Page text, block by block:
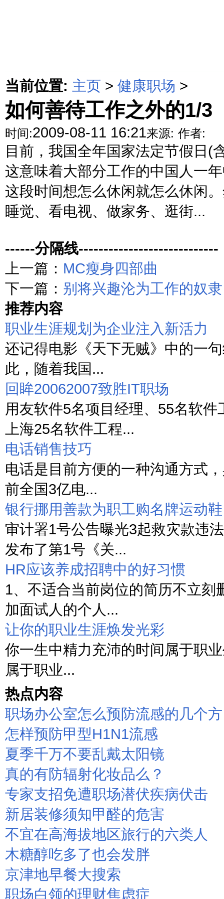
当前位置: 主页 > 健康职场 >
如何善待工作之外的1/3
时间:2009-08-11 16:21来源: 作者:
目前，我国全年国家法定节假日(
这意味着大部分工作的中国人一
这段时间想怎么休闲就怎么休闲
睡觉、看电视、做家务、逛街...
------分隔线----------------------------
上一篇： MC瘦身四部曲
下一篇： 别将兴趣沦为工作的奴隶
推荐内容
职业生涯规划为企业注入新活力
还记得电影《天下无贼》中的一
此，随着我国...
回眸20062007致胜IT职场
用友软件5名项目经理、55名软
上海25名软件工程...
电话销售技巧
电话是目前方便的一种沟通方式
前全国3亿电...
银行挪用善款为职工购名牌运动鞋
审计署1号公告曝光3起救灾款违
发布了第1号《关...
HR应该养成招聘中的好习惯
1、不适合当前岗位的简历不立
加面试人的个人...
让你的职业生涯焕发光彩
你一生中精力充沛的时间属于职
属于职业...
热点内容
职场办公室怎么预防流感的几个方
怎样预防甲型H1N1流感
夏季千万不要乱戴太阳镜
真的有防辐射化妆品么？
专家支招免遭职场潜伏疾病伏击
新居装修须知甲醛的危害
不宜在高海拔地区旅行的六类人
木糖醇吃多了也会发胖
京津地早餐大搜索
职场白领的理财焦虑症